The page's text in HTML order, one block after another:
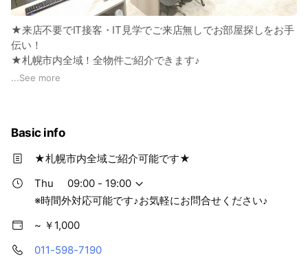
★来店不要でIT接客・IT見学でご来店無しでお部屋探しをお手
伝い！
★札幌市内全域！全物件ご紹介できます♪
★札幌市内全域で全ての物件を取り扱っておりますので札幌市
★新型コロナウィルス感染拡大防止の為、全従業員がマスクを
着用しております。
★お客様が入れ替わる毎にアルコール除菌を実施しておりま
す。
★アルコールジェルを完備しております。
ト。当社ホームページでも豊富な物件をご紹介しています。
幌美園店があなたのお部屋をお探しします。
...See more
Basic info
★札幌市内全域ご紹介可能です★
Thu
09:00 - 19:00
※時間外対応可能です♪お気軽にお問合せください♪
~ ￥1,000
011-598-7190